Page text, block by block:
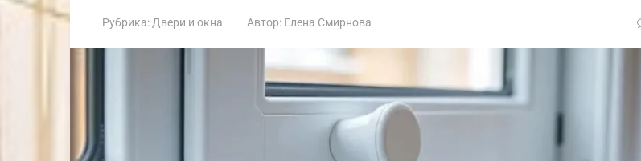
Рубрика:Двери и окна Автор: Елена Смирнова